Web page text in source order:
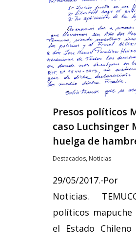
Presos políticos
caso Luchsinger
huelga de
Destacados, Noticias
29/05/
Noticias.
políticos
el Estado